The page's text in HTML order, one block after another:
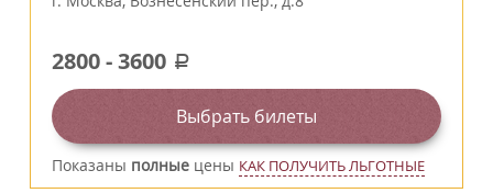
2800-3600 a
Выбрать билеты
Показаны полные цены КАК ПОЛУЧИТЬ ЛЬГОТНЫЕ